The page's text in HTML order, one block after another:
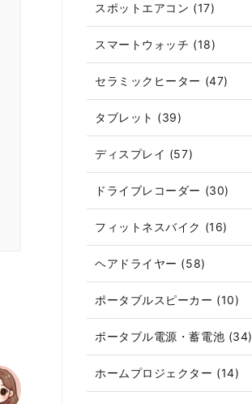
スポットエアコン (17)
スマートウォッチ (18)
セラミックヒーター (47)
タブレット (39)
ディスプレイ (57)
ドライブレコーダー (30)
フィットネスバイク (16)
ヘアドライヤー (58)
ポータブルスピーカー (10)
ポータブル電源・蓄電池 (34)
ホームプロジェクター (14)